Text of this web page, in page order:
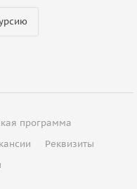
программа
Реквизиты